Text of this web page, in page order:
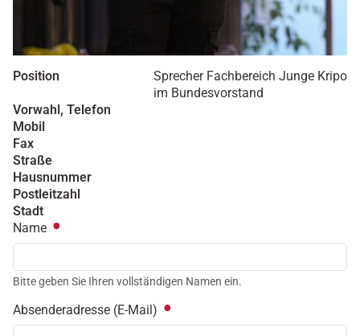
Position
Sprecher Fachbereich Junge Kripo
im Bundesvorstand
Vorwahl, Telefon
Mobil
Fax
Straße
Hausnummer
Postleitzahl
Stadt
Name
Bitte geben Sie Ihren vollständigen Namen ein.
Absenderadresse (E-Mail)